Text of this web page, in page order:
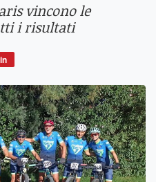
vincono le
i risultati